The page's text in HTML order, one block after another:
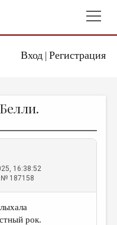
Вход| Регистрация
16:38:52
№ 187158
рок.